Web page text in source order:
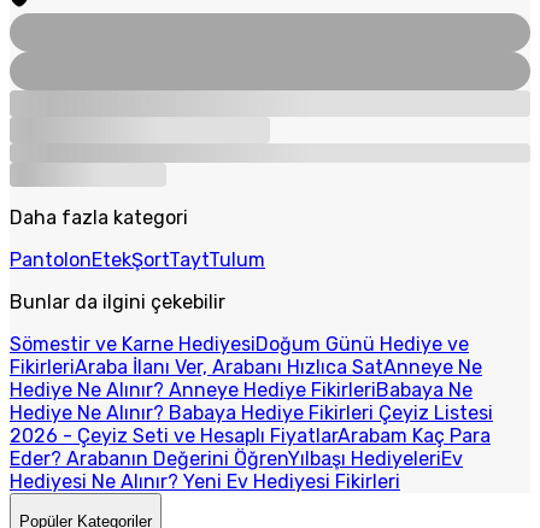
Daha fazla kategori
PantolonEtekŞortTaytTulum
Bunlar da ilgini çekebilir
Sömestir ve Karne HediyesiDoğum Günü Hediye ve
FikirleriAraba İlanı Ver, Arabanı Hızlıca SatAnneye Ne
Hediye Ne Alınır? Anneye Hediye FikirleriBabaya Ne
Hediye Ne Alınır? Babaya Hediye Fikirleri Çeyiz Listesi
2026 - Çeyiz Seti ve Hesaplı FiyatlarArabam Kaç Para
Eder? Arabanın Değerini ÖğrenYılbaşı HediyeleriEv
Hediyesi Ne Alınır? Yeni Ev Hediyesi Fikirleri
Popüler Kategoriler